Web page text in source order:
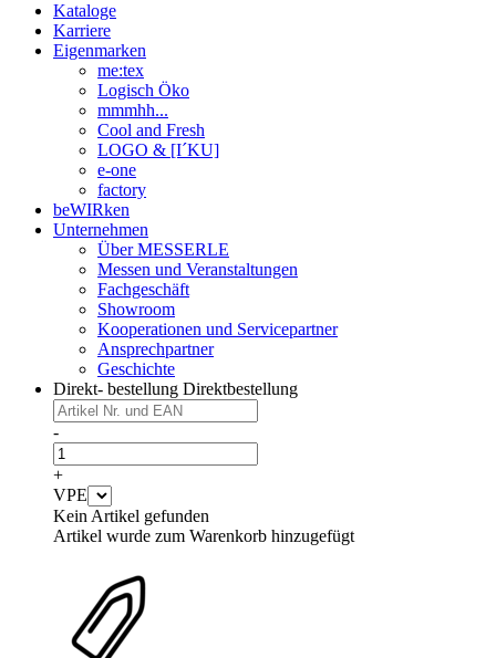
Kataloge
Karriere
Eigenmarken
me:tex
Logisch Öko
mmmhh...
Cool and Fresh
LOGO & [I´KU]
e-one
factory
beWIRken
Unternehmen
Über MESSERLE
Messen und Veranstaltungen
Fachgeschäft
Showroom
Kooperationen und Servicepartner
Ansprechpartner
Geschichte
Direkt- bestellung Direktbestellung
-
+
VPE
Kein Artikel gefunden
Artikel wurde zum Warenkorb hinzugefügt